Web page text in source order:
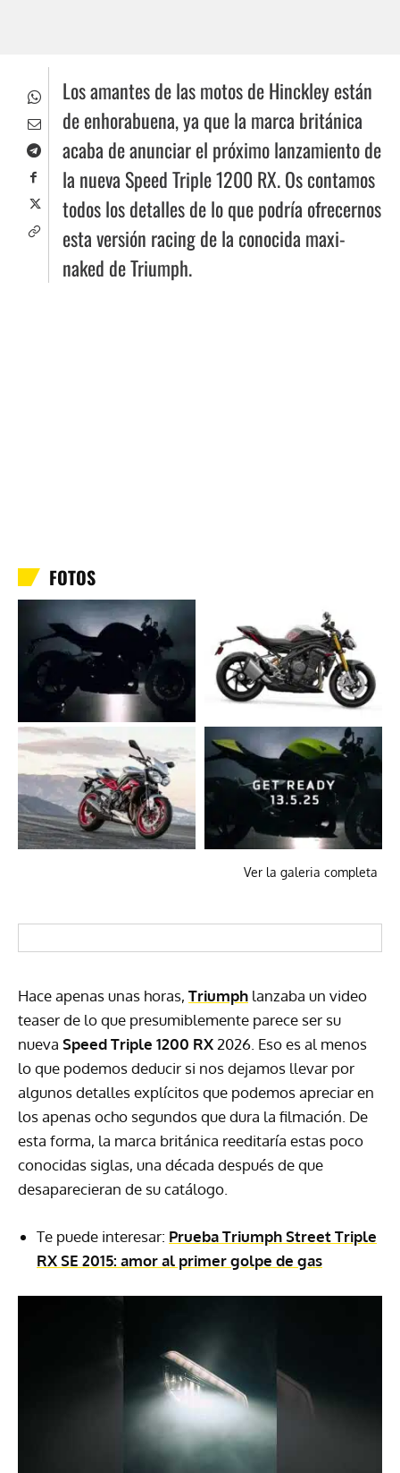
Los amantes de las motos de Hinckley están
de enhorabuena, ya que la marca británica
acaba de anunciar el próximo lanzamiento de
la nueva Speed Triple 1200 RX. Os contamos
todos los detalles de lo que podría ofrecernos
esta versión racing de la conocida maxi-
naked de Triumph.
FOTOS
Ver la galeria completa
Hace apenas unas horas, Triumph lanzaba un video
teaser de lo que presumiblemente parece ser su
nueva Speed Triple 1200 RX2026. Eso es al menos
lo que podemos deducir si nos dejamos llevar por
algunos detalles explícitos que podemos apreciar en
los apenas ocho segundos que dura la filmación. De
esta forma, la marca británica reeditaría estas poco
conocidas siglas, una década después de que
desaparecieran de su catálogo.
Te puede interesar: Prueba Triumph Street Triple
RX SE 2015: amor al primer golpe de gas